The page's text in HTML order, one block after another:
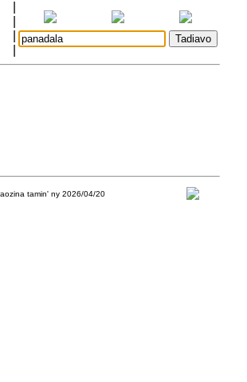
tamin' ny 2026/04/20